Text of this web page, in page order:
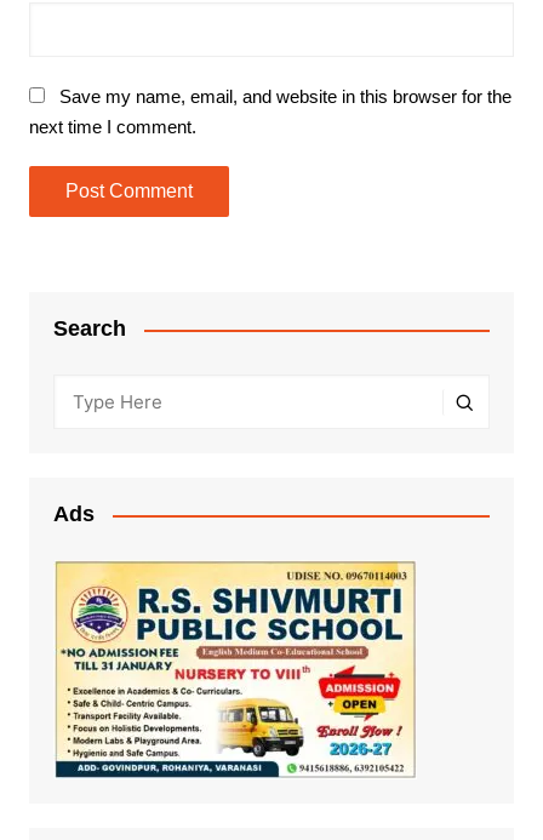
Save my name, email, and website in this browser for the
next time I comment.
Search
Ads